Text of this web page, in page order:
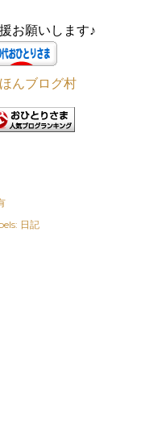
お願いします♪
んブログ村
日記